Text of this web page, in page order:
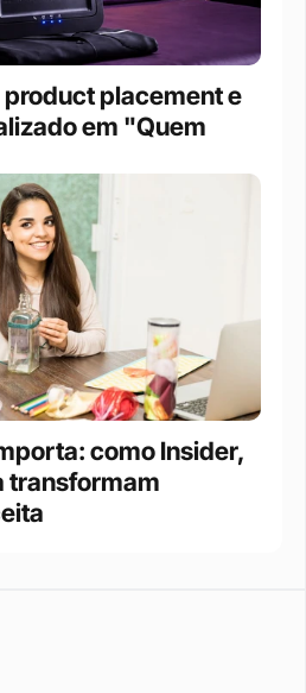
placement e
em "Quem
como Insider,
transformam